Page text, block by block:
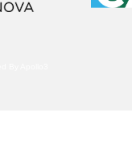
By Apollo3